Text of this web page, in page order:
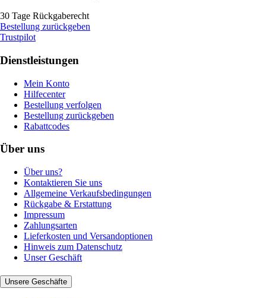
30 Tage Rückgaberecht
Bestellung zurückgeben
Trustpilot
Dienstleistungen
Mein Konto
Hilfecenter
Bestellung verfolgen
Bestellung zurückgeben
Rabattcodes
Über uns
Über uns?
Kontaktieren Sie uns
Allgemeine Verkaufsbedingungen
Rückgabe & Erstattung
Impressum
Zahlungsarten
Lieferkosten und Versandoptionen
Hinweis zum Datenschutz
Unser Geschäft
Unsere Geschäfte